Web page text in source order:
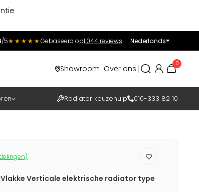
/5★★★★★Gebaseerd op1.044 reviews Nederlands
Showroom Over ons
0
Radiator keuzehulp 010-333 82 10
Verticale elektrische radiator type